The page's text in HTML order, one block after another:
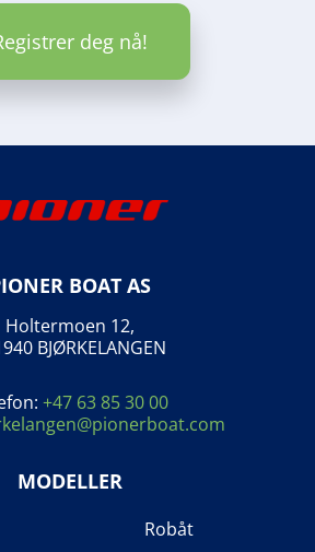
deg nå!
BOAT AS
Holtermoen 12,
BJØRKELANGEN
+47 63 85 30 00
MODELLER
Robåt